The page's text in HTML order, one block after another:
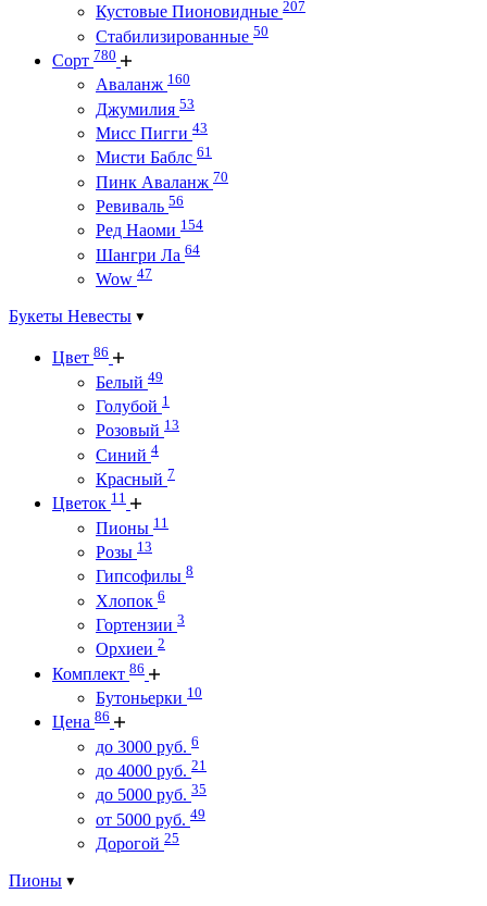
Кустовые Пионовидные 207
Стабилизированные 50
Сорт 780
Аваланж 160
Джумилия 53
Мисс Пигги 43
Мисти Баблс 61
Пинк Аваланж 70
Ревиваль 56
Ред Наоми 154
Шангри Ла 64
Wow 47
Букеты Невесты
Цвет 86
Белый 49
Голубой 1
Розовый 13
Синий 4
Красный 7
Цветок 11
Пионы 11
Розы 13
Гипсофилы 8
Хлопок 6
Гортензии 3
Орхиеи 2
Комплект 86
Бутоньерки 10
Цена 86
до 3000 руб. 6
до 4000 руб. 21
до 5000 руб. 35
от 5000 руб. 49
Дорогой 25
Пионы